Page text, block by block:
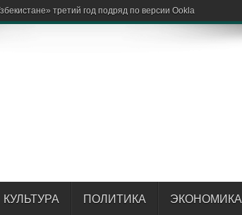
КУЛЬТУРА ПОЛИТИКА ЭКОНОМИКА